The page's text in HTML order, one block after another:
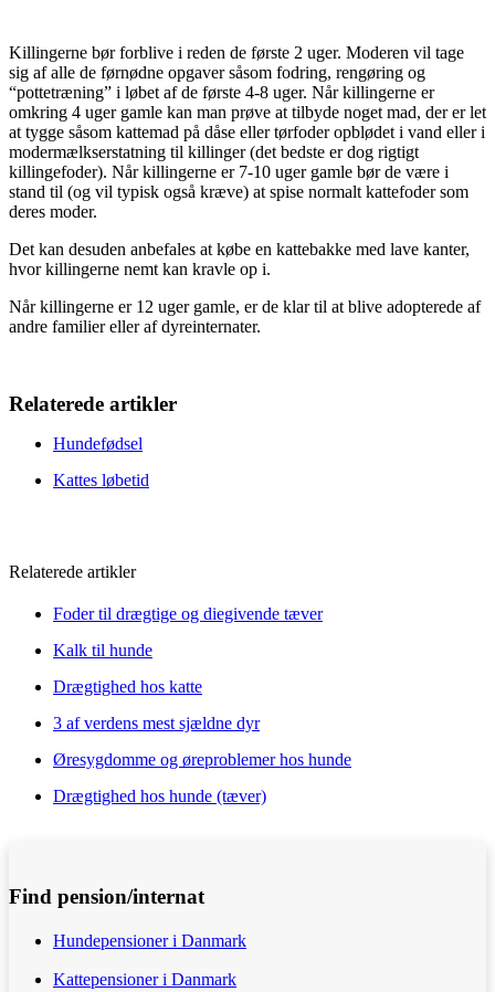
Killingerne bør forblive i reden de første 2 uger. Moderen vil tage
sig af alle de førnødne opgaver såsom fodring, rengøring og
“pottetræning” i løbet af de første 4-8 uger. Når killingerne er
omkring 4 uger gamle kan man prøve at tilbyde noget mad, der er let
at tygge såsom kattemad på dåse eller tørfoder opblødet i vand eller i
modermælkserstatning til killinger (det bedste er dog rigtigt
killingefoder). Når killingerne er 7-10 uger gamle bør de være i
stand til (og vil typisk også kræve) at spise normalt kattefoder som
deres moder.
Det kan desuden anbefales at købe en kattebakke med lave kanter,
hvor killingerne nemt kan kravle op i.
Når killingerne er 12 uger gamle, er de klar til at blive adopterede af
andre familier eller af dyreinternater.
Relaterede artikler
Hundefødsel
Kattes løbetid
Relaterede artikler
Foder til drægtige og diegivende tæver
Kalk til hunde
Drægtighed hos katte
3 af verdens mest sjældne dyr
Øresygdomme og øreproblemer hos hunde
Drægtighed hos hunde (tæver)
Find pension/internat
Hundepensioner i Danmark
Kattepensioner i Danmark